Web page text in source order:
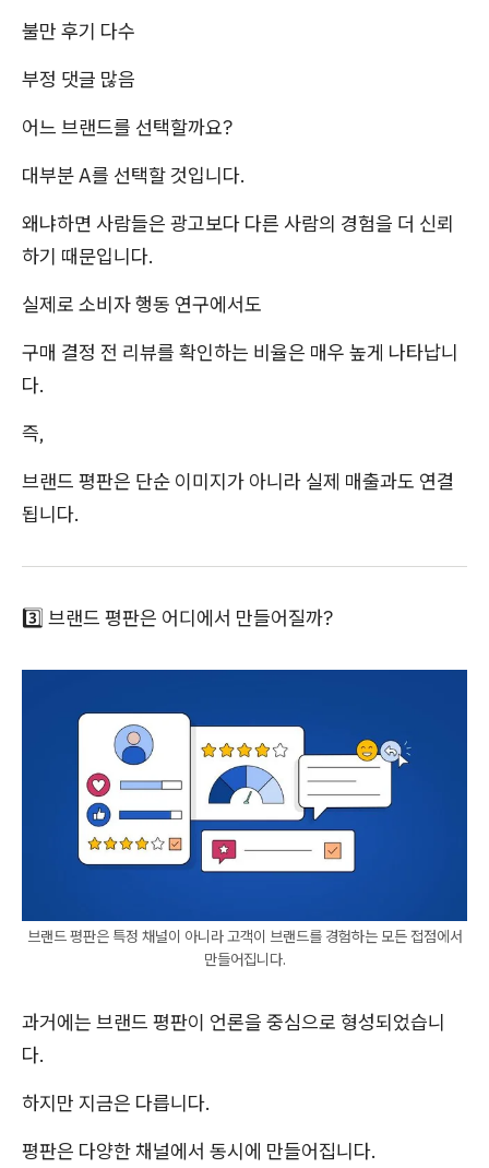
불만 후기 다수
부정 댓글 많음
어느 브랜드를 선택할까요?
대부분 A를 선택할 것입니다.
왜냐하면 사람들은 광고보다 다른 사람의 경험을 더 신뢰
하기 때문입니다.
실제로 소비자 행동 연구에서도
구매 결정 전 리뷰를 확인하는 비율은 매우 높게 나타납니
다.
즉,
브랜드 평판은 단순 이미지가 아니라 실제 매출과도 연결
됩니다.
3️⃣ 브랜드 평판은 어디에서 만들어질까?
브랜드 평판은 특정 채널이 아니라 고객이 브랜드를 경험하는 모든 접점에서
만들어집니다.
과거에는 브랜드 평판이 언론을 중심으로 형성되었습니
다.
하지만 지금은 다릅니다.
평판은 다양한 채널에서 동시에 만들어집니다.